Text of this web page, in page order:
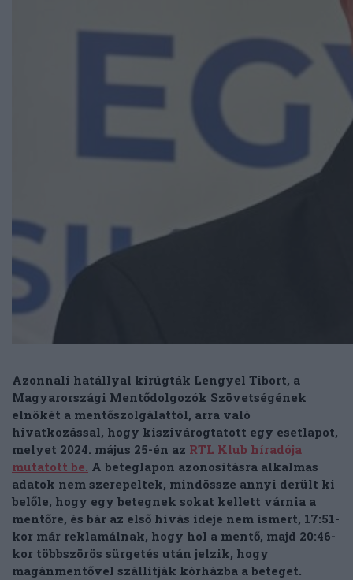
Azonnali hatállyal kirúgták Lengyel Tibort, a
Magyarországi Mentődolgozók Szövetségének
elnökét a mentőszolgálattól, arra való
hivatkozással, hogy kiszivárogtatott egy esetlapot,
melyet 2024. május 25-én az RTL Klub híradója
mutatott be. A beteglapon azonosításra alkalmas
adatok nem szerepeltek, mindössze annyi derült ki
belőle, hogy egy betegnek sokat kellett várnia a
mentőre, és bár az első hívás ideje nem ismert, 17:51-
kor már reklamálnak, hogy hol a mentő, majd 20:46-
kor többszörös sürgetés után jelzik, hogy
magánmentővel szállítják kórházba a beteget.